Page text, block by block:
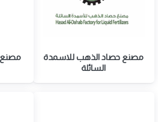
مصنع حصاد الذهب للاسمدة
السائلة
مصنع